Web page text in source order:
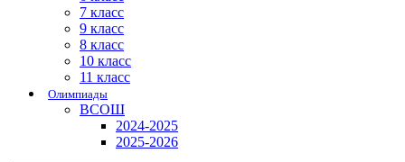
7 класс
9 класс
8 класс
10 класс
11 класс
Олимпиады
ВСОШ
2024-2025
2025-2026